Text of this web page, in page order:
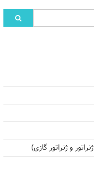
و ژنراتور گازی)